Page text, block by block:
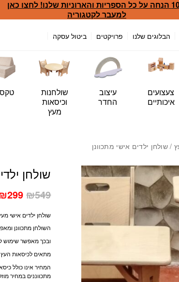
10% הנחה על כל הספריות והארוניות שלנו! לחצו כאן
למעבר לקטגוריה
הבלוגים שלנו פרויקטים ביטול עסקה
צעצועים
איכותיים
עיצוב
החדר
שולחנות
וכיסאות
מעץ
/ שולחן ילדים אישי מתכוונן
שולחן
₪549
המחיר
היה:
₪549.
299
שולחן ילדים אישי
השולחן מתכוונן
ובכך מאפשר שימוש
מתאים לכיסאות העץ
מתכווננים במחיר
כמות שולחן ילדים